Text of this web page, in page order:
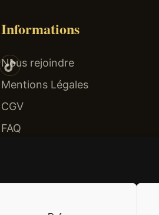
Informations
Nous rejoindre
Mentions Légales
CGV
FAQ